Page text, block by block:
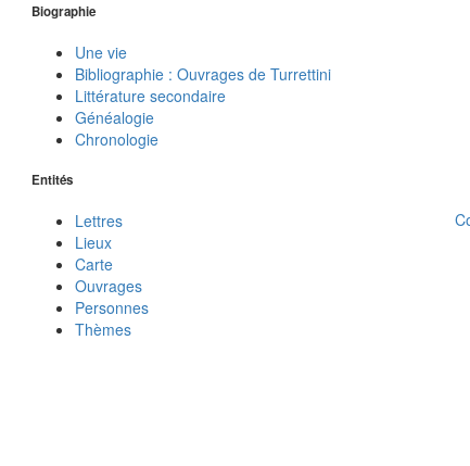
Biographie
Une vie
Bibliographie : Ouvrages de Turrettini
Littérature secondaire
Généalogie
Chronologie
Entités
Lettres
Lieux
Carte
Ouvrages
Personnes
Thèmes